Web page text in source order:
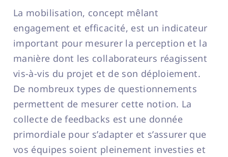
La mobilisation, concept mêlant
engagement et efficacité, est un indicateur
important pour mesurer la perception et la
manière dont les collaborateurs réagissent
vis-à-vis du projet et de son déploiement.
De nombreux types de questionnements
permettent de mesurer cette notion. La
collecte de feedbacks est une donnée
primordiale pour s’adapter et s’assurer que
vos équipes soient pleinement investies et